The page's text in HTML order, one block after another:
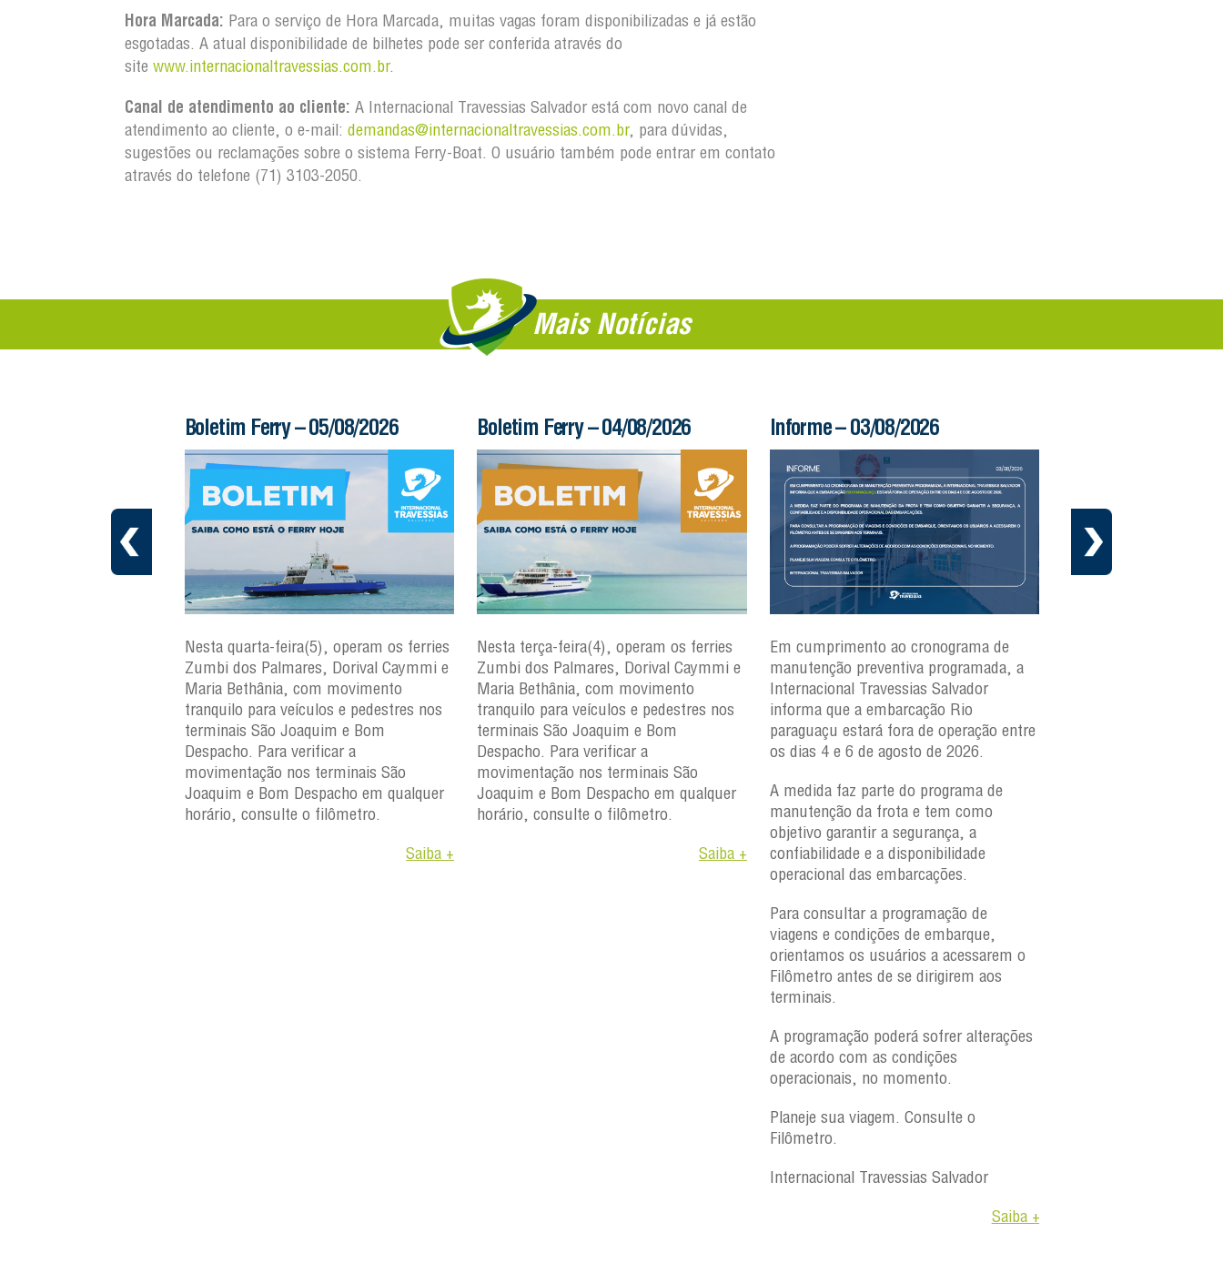
Hora Marcada: Para o serviço de Hora Marcada, muitas vagas foram disponibilizadas e já estão
esgotadas. A atual disponibilidade de bilhetes pode ser conferida através do
site www.internacionaltravessias.com.br.
Canal de atendimento ao cliente: A Internacional Travessias Salvador está com novo canal de
atendimento ao cliente, o e-mail: demandas@internacionaltravessias.com.br, para dúvidas,
sugestões ou reclamações sobre o sistema Ferry-Boat. O usuário também pode entrar em contato
através do telefone (71) 3103-2050.
Mais Notícias
Boletim Ferry – 05/08/2026
Nesta quarta-feira(5), operam os ferries
Zumbi dos Palmares, Dorival Caymmi e
Maria Bethânia, com movimento
tranquilo para veículos e pedestres nos
terminais São Joaquim e Bom
Despacho. Para verificar a
movimentação nos terminais São
Joaquim e Bom Despacho em qualquer
horário, consulte o filômetro.
Saiba +
Boletim Ferry – 04/08/2026
Nesta terça-feira(4), operam os ferries
Zumbi dos Palmares, Dorival Caymmi e
Maria Bethânia, com movimento
tranquilo para veículos e pedestres nos
terminais São Joaquim e Bom
Despacho. Para verificar a
movimentação nos terminais São
Joaquim e Bom Despacho em qualquer
horário, consulte o filômetro.
Saiba +
Informe – 03/08/2026
Em cumprimento ao cronograma de
manutenção preventiva programada, a
Internacional Travessias Salvador
informa que a embarcação Rio
paraguaçu estará fora de operação entre
os dias 4 e 6 de agosto de 2026.
A medida faz parte do programa de
manutenção da frota e tem como
objetivo garantir a segurança, a
confiabilidade e a disponibilidade
operacional das embarcações.
Para consultar a programação de
viagens e condições de embarque,
orientamos os usuários a acessarem o
Filômetro antes de se dirigirem aos
terminais.
A programação poderá sofrer alterações
de acordo com as condições
operacionais, no momento.
Planeje sua viagem. Consulte o
Filômetro.
Internacional Travessias Salvador
Saiba +